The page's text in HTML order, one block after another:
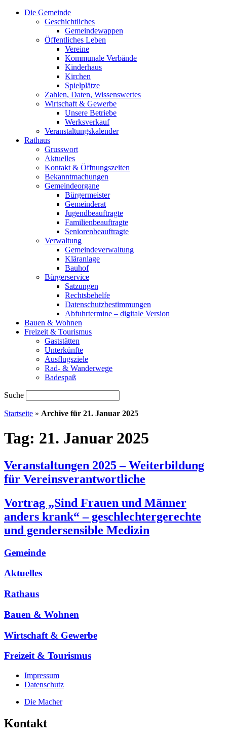
Die Gemeinde
Geschichtliches
Gemeindewappen
Öffentliches Leben
Vereine
Kommunale Verbände
Kinderhaus
Kirchen
Spielplätze
Zahlen, Daten, Wissenswertes
Wirtschaft & Gewerbe
Unsere Betriebe
Werksverkauf
Veranstaltungskalender
Rathaus
Grusswort
Aktuelles
Kontakt & Öffnungszeiten
Bekanntmachungen
Gemeindeorgane
Bürgermeister
Gemeinderat
Jugendbeauftragte
Familienbeauftragte
Seniorenbeauftragte
Verwaltung
Gemeindeverwaltung
Kläranlage
Bauhof
Bürgerservice
Satzungen
Rechtsbehelfe
Datenschutzbestimmungen
Abfuhrtermine – digitale Version
Bauen & Wohnen
Freizeit & Tourismus
Gaststätten
Unterkünfte
Ausflugsziele
Rad- & Wanderwege
Badespaß
Suche
Startseite » Archive für 21. Januar 2025
Tag: 21. Januar 2025
Veranstaltungen 2025 – Weiterbildung
für Vereinsverantwortliche
Vortrag „Sind Frauen und Männer
anders krank“ – geschlechtergerechte
und gendersensible Medizin
Gemeinde
Aktuelles
Rathaus
Bauen & Wohnen
Wirtschaft & Gewerbe
Freizeit & Tourismus
Impressum
Datenschutz
Die Macher
Kontakt